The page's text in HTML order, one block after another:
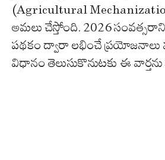
(Agricultural
అమలు చేస్తోంది. 2026
పథకం ద్వారా లభించే ప్రయోజనాలు
విధానం తెలుసుకొనుటకు ఈ